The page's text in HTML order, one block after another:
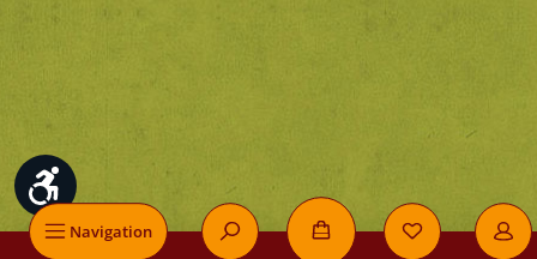
Werkzeugleiste anzeigen
Navigation